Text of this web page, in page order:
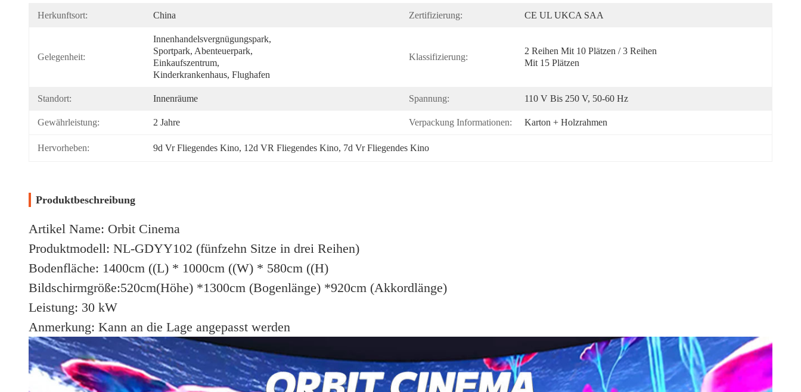
Herkunftsort: China Zertifizierung: CE UL UKCA SAA
Gelegenheit:
Innenhandelsvergnügungspark,
Sportpark, Abenteuerpark,
Einkaufszentrum,
Kinderkrankenhaus, Flughafen
Klassifizierung:
2 Reihen Mit 10 Plätzen / 3 Reihen
Mit 15 Plätzen
Standort: Innenräume Spannung: 110 V Bis 250 V, 50-60 Hz
Gewährleistung: 2 Jahre Verpackung Informationen: Karton + Holzrahmen
Hervorheben: 9d Vr Fliegendes Kino, 12d VR Fliegendes Kino, 7d Vr Fliegendes Kino
Produktbeschreibung
Artikel Name: Orbit Cinema
Produktmodell: NL-GDYY102 (fünfzehn Sitze in drei Reihen)
Bodenfläche: 1400cm ((L) * 1000cm ((W) * 580cm ((H)
Bildschirmgröße:520cm(Höhe) *1300cm (Bogenlänge) *920cm (Akkordlänge)
Leistung: 30 kW
Anmerkung: Kann an die Lage angepasst werden